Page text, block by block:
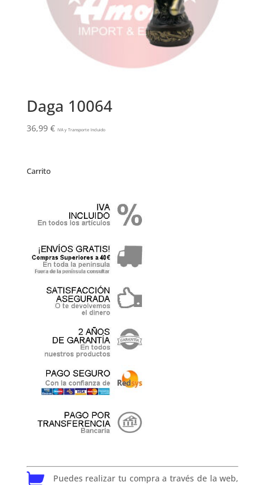
Daga 10064
36,99 € IVA y Transporte Incluido
Carrito
Puedes realizar tu compra a través de la web,